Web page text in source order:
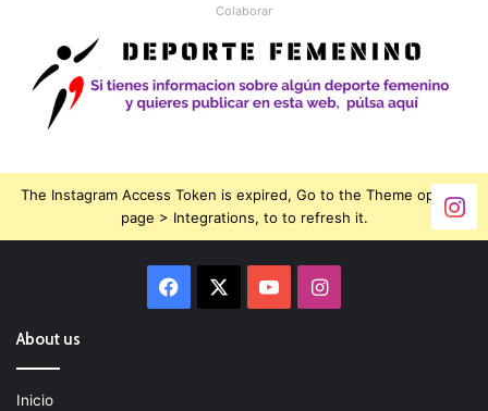
Colaborar
The Instagram Access Token is expired, Go to the Theme options
page > Integrations, to to refresh it.
Facebook YouTubeInstagram
About us
Inicio